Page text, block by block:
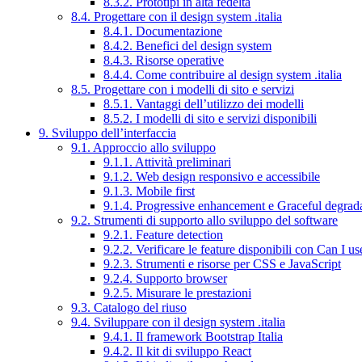
8.4. Progettare con il design system .italia
8.4.1. Documentazione
8.4.2. Benefici del design system
8.4.3. Risorse operative
8.4.4. Come contribuire al design system .italia
8.5. Progettare con i modelli di sito e servizi
8.5.1. Vantaggi dell’utilizzo dei modelli
8.5.2. I modelli di sito e servizi disponibili
9. Sviluppo dell’interfaccia
9.1. Approccio allo sviluppo
9.1.1. Attività preliminari
9.1.2. Web design responsivo e accessibile
9.1.3. Mobile first
9.1.4. Progressive enhancement e Graceful
9.2. Strumenti di supporto allo sviluppo del software
9.2.1. Feature detection
9.2.2. Verificare le feature disponibili con Can I
9.2.3. Strumenti e risorse per CSS e JavaScript
9.2.4. Supporto browser
9.2.5. Misurare le prestazioni
9.3. Catalogo del riuso
9.4. Sviluppare con il design system .italia
9.4.1. Il framework Bootstrap Italia
9.4.2. Il kit di sviluppo React